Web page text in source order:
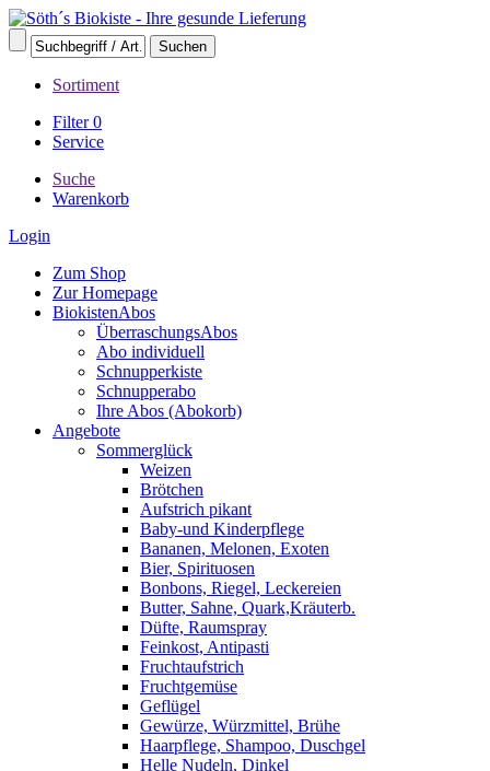
Sortiment
Filter0
Service
Suche
Warenkorb
Login
Zum Shop
Zur Homepage
BiokistenAbos
ÜberraschungsAbos
Abo individuell
Schnupperkiste
Schnupperabo
Ihre Abos (Abokorb)
Angebote
Sommerglück
Weizen
Brötchen
Aufstrich pikant
Baby-und Kinderpflege
Bananen, Melonen, Exoten
Bier, Spirituosen
Bonbons, Riegel, Leckereien
Butter, Sahne, Quark,Kräuterb.
Düfte, Raumspray
Feinkost, Antipasti
Fruchtaufstrich
Fruchtgemüse
Geflügel
Gewürze, Würzmittel, Brühe
Haarpflege, Shampoo, Duschgel
Helle Nudeln, Dinkel